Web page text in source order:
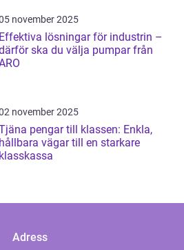
november 2025
Effektiva lösningar för industrin –
ska du välja pumpar från
november 2025
pengar till klassen: Enkla,
hållbara vägar till en starkare
klasskassa
Adress